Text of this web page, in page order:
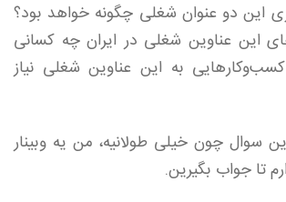
این دو عنوان شغلی چگونه خواهد بود؟
این عناوین شغلی در ایران چه کسانی
به این عناوین شغلی نیاز
سوال چون خیلی طولانیه، من یه وبینار
تا جواب بگیرین.